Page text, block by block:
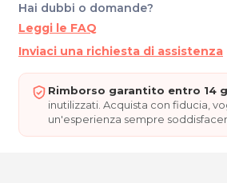
Massaggio Maori®.
Cristian Bressan ha affinato queste
italiane per massaggiatori
Ritrova il giusto benessere e
evasione grazie alla professionalità
Hai dubbi o domande?
Leggi le FAQ
Inviaci una richiesta di assistenza
Rimborso garantito entro 14
inutilizzati. Acquista con fiducia,
un'esperienza sempre